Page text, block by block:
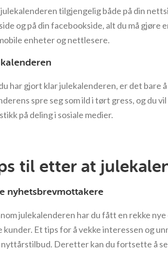
tilgjengelig både på din
og på din facebookside, alt du må gjøre
enheter og nettlesere.
har gjort klar julekalenderen, er det bare
spre seg som ild i tørt gress, og du
på deling i sosiale medier.
til etter at
nyhetsbrevmottakere
julekalenderen har du fått en rekke
kunder. Et tips for å vekke interessen og
Deretter kan du fortsette å